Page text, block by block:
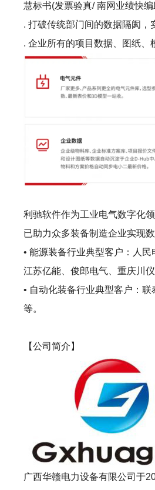
慧标书(发票验真/ 南网业绩快
. 打破传统部门间的数据隔阂，
. 企业所有的项目数据、图纸、
利驰软件作为工业电气数字化
已助力众多装备制造企业实现
• 能源装备行业典型客户：人
江苏亿能、俊郎电气、重庆川
• 自动化装备行业典型客户：
等。
【公司简介】
广西华赣电力设备有限公司于